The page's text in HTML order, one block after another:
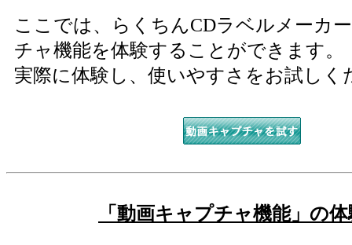
ここでは、らくちんCDラベルメーカ
チャ機能を体験することができます。
実際に体験し、使いやすさをお試しく
「動画キャプチャ機能」の